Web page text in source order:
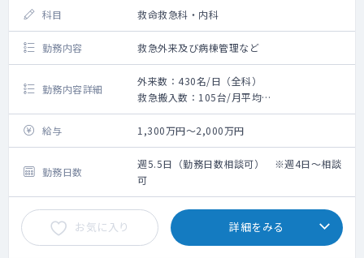
科目 救命救急科・内科
勤務内容 救急外来及び病棟管理など
勤務内容詳細
外来数：430名/日（全科）
救急搬入数：105台/月平均
手術数:95件/月平均
給与
1,300万円～2,000万円
勤務日数
週5.5日（勤務日数相談可） ※週4日～相談
可
お気に入り 詳細をみる